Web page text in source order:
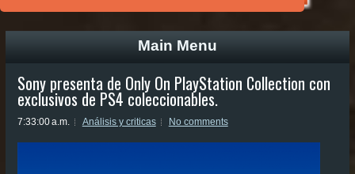
Main Menu
Sony presenta de Only On PlayStation Collection con
exclusivos de PS4 coleccionables.
7:33:00 a.m. Análisis y criticas No comments